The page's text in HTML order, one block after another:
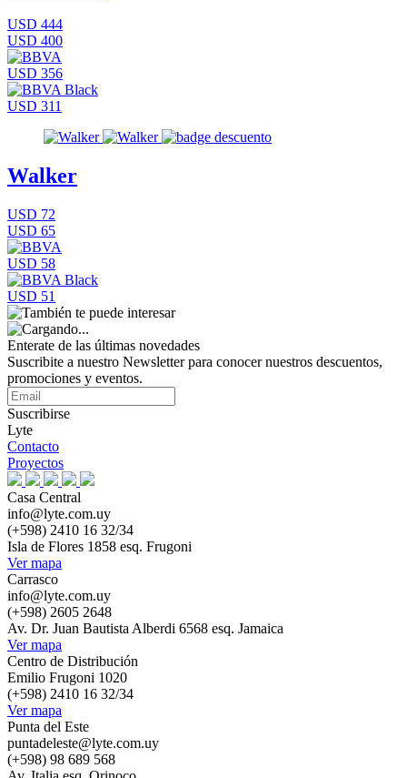
USD 444
USD 400
USD 356
USD 311
Walker
USD 72
USD 65
USD 58
USD 51
Enterate de las últimas novedades
Suscribite a nuestro Newsletter para conocer nuestros descuentos,
promociones y eventos.
Suscribirse
Lyte
Contacto
Proyectos
Casa Central
info@lyte.com.uy
(+598) 2410 16 32/34
Isla de Flores 1858 esq. Frugoni
Ver mapa
Carrasco
info@lyte.com.uy
(+598) 2605 2648
Av. Dr. Juan Bautista Alberdi 6568 esq. Jamaica
Ver mapa
Centro de Distribución
Emilio Frugoni 1020
(+598) 2410 16 32/34
Ver mapa
Punta del Este
puntadeleste@lyte.com.uy
(+598) 98 689 568